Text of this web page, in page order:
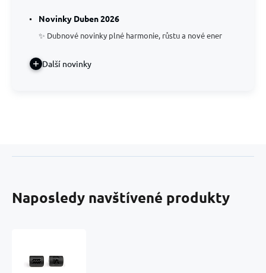
Novinky Duben 2026
✨ Dubnové novinky plné harmonie, růstu a nové ener
Další novinky
Naposledy navštívené produkty